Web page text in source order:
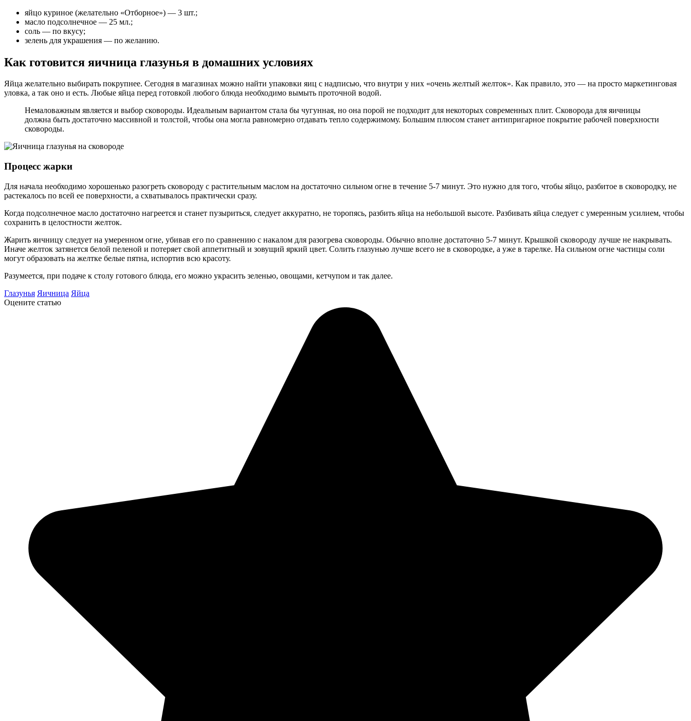
яйцо куриное (желательно «Отборное») — 3 шт.;
масло подсолнечное — 25 мл.;
соль — по вкусу;
зелень для украшения — по желанию.
Как готовится яичница глазунья в домашних условиях
Яйца желательно выбирать покрупнее. Сегодня в магазинах можно найти упаковки яиц с надписью, что внутри у них «очень желтый желток». Как правило, это — на просто маркетинговая
уловка, а так оно и есть. Любые яйца перед готовкой любого блюда необходимо вымыть проточной водой.
Немаловажным является и выбор сковороды. Идеальным вариантом стала бы чугунная, но она порой не подходит для некоторых современных плит. Сковорода для яичницы
должна быть достаточно массивной и толстой, чтобы она могла равномерно отдавать тепло содержимому. Большим плюсом станет антипригарное покрытие рабочей поверхности
сковороды.
Процесс жарки
Для начала необходимо хорошенько разогреть сковороду с растительным маслом на достаточно сильном огне в течение 5-7 минут. Это нужно для того, чтобы яйцо, разбитое в сковородку, не
растекалось по всей ее поверхности, а схватывалось практически сразу.
Когда подсолнечное масло достаточно нагреется и станет пузыриться, следует аккуратно, не торопясь, разбить яйца на небольшой высоте. Разбивать яйца следует с умеренным усилием, чтобы
сохранить в целостности желток.
Жарить яичницу следует на умеренном огне, убивав его по сравнению с накалом для разогрева сковороды. Обычно вполне достаточно 5-7 минут. Крышкой сковороду лучше не накрывать.
Иначе желток затянется белой пеленой и потеряет свой аппетитный и зовущий яркий цвет. Солить глазунью лучше всего не в сковородке, а уже в тарелке. На сильном огне частицы соли
могут образовать на желтке белые пятна, испортив всю красоту.
Разумеется, при подаче к столу готового блюда, его можно украсить зеленью, овощами, кетчупом и так далее.
Глазунья Яичница Яйца
Оцените статью